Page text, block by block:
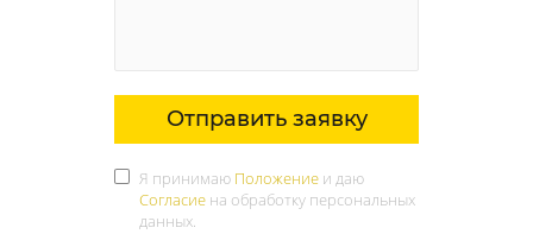
Отправить заявку
Я принимаю Положение и даю
Согласие на обработку персональных
данных.